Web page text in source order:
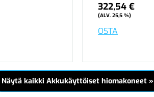
322,54 €
(ALV. 25,5 %)
OSTA
Näytä kaikki Akkukäyttöiset hiomakoneet »